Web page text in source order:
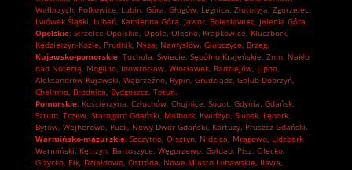
Wałbrzych, Polkowice, Lubin, Góra, Głogów, Legnica, Złotoryja, Zgorzelec,
Lwówek Śląski, Lubań, Kamienna Góra, Jawor, Bolesławiec, Jelenia Góra.
Opolskie: Strzelce Opolskie, Opole, Olesno, Krapkowice, Kluczbork,
Kędzierzyn-Koźle, Prudnik, Nysa, Namysłów, Głubczyce, Brzeg.
Kujawsko-pomorskie: Tuchola, Świecie, Sępólno Krajeńskie, Żnin, Nakło
nad Notecią, Mogilno, Inowrocław, Włocławek, Radziejów, Lipno,
Aleksandrów Kujawski, Wąbrzeźno, Rypin, Grudziądz, Golub-Dobrzyń,
Chełmno, Brodnica, Bydgoszcz, Toruń.
Pomorskie: Kościerzyna, Człuchów, Chojnice, Sopot, Gdynia, Gdańsk,
Sztum, Tczew, Starogard Gdański, Malbork, Kwidzyn, Słupsk, Lębork,
Bytów, Wejherowo, Puck, Nowy Dwór Gdański, Kartuzy, Pruszcz Gdański.
Warmińsko-mazurskie: Szczytno, Olsztyn, Nidzica, Mrągowo, Lidzbark
Warmiński, Kętrzyn, Bartoszyce, Węgorzewo, Gołdap, Pisz, Olecko,
Giżycko, Ełk, Działdowo, Ostróda, Nowe Miasto Lubawskie, Iława,